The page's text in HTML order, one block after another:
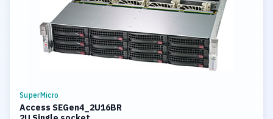
SuperMicro
Access SEGen4_2U16BR